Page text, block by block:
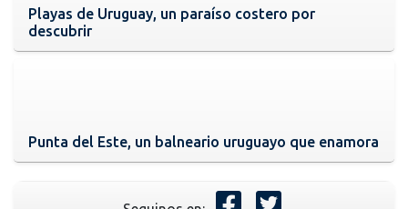
Playas de Uruguay, un paraíso costero por
descubrir
Punta del Este, un balneario uruguayo que enamora